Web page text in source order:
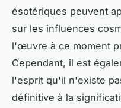
ésotériques peuvent
sur les influences
l'œuvre à ce moment
Cependant, il est
l'esprit qu'il n'existe
définitive à la